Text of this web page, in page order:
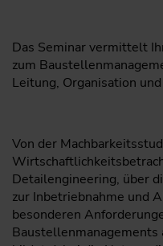
Das Seminar vermittelt
zum
Leitung, Organisation
Von der
Detailengineering, über
zur Inbetriebnahme und
besonderen
Baustellenmanagements